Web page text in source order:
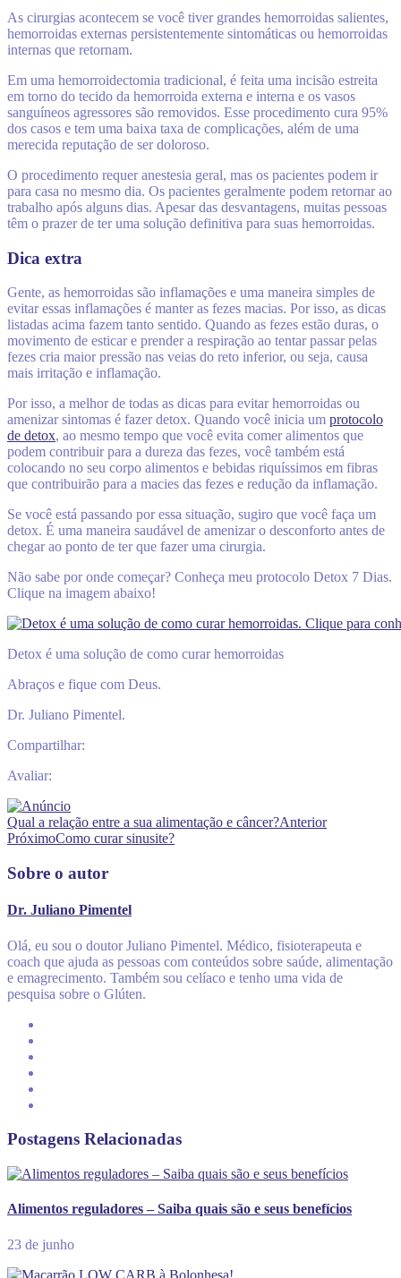
As cirurgias acontecem se você tiver grandes hemorroidas salientes,
hemorroidas externas persistentemente sintomáticas ou hemorroidas
internas que retornam.
Em uma hemorroidectomia tradicional, é feita uma incisão estreita
em torno do tecido da hemorroida externa e interna e os vasos
sanguíneos agressores são removidos. Esse procedimento cura 95%
dos casos e tem uma baixa taxa de complicações, além de uma
merecida reputação de ser doloroso.
O procedimento requer anestesia geral, mas os pacientes podem ir
para casa no mesmo dia. Os pacientes geralmente podem retornar ao
trabalho após alguns dias. Apesar das desvantagens, muitas pessoas
têm o prazer de ter uma solução definitiva para suas hemorroidas.
Dica extra
Gente, as hemorroidas são inflamações e uma maneira simples de
evitar essas inflamações é manter as fezes macias. Por isso, as dicas
listadas acima fazem tanto sentido. Quando as fezes estão duras, o
movimento de esticar e prender a respiração ao tentar passar pelas
fezes cria maior pressão nas veias do reto inferior, ou seja, causa
mais irritação e inflamação.
Por isso, a melhor de todas as dicas para evitar hemorroidas ou
amenizar sintomas é fazer detox. Quando você inicia um protocolo
de detox, ao mesmo tempo que você evita comer alimentos que
podem contribuir para a dureza das fezes, você também está
colocando no seu corpo alimentos e bebidas riquíssimos em fibras
que contribuirão para a macies das fezes e redução da inflamação.
Se você está passando por essa situação, sugiro que você faça um
detox. É uma maneira saudável de amenizar o desconforto antes de
chegar ao ponto de ter que fazer uma cirurgia.
Não sabe por onde começar? Conheça meu protocolo Detox 7 Dias.
Clique na imagem abaixo!
Detox é uma solução de como curar hemorroidas
Abraços e fique com Deus.
Dr. Juliano Pimentel.
Compartilhar:
Avaliar:
Qual a relação entre a sua alimentação e câncer?Anterior
PróximoComo curar sinusite?
Sobre o autor
Dr. Juliano Pimentel
Olá, eu sou o doutor Juliano Pimentel. Médico, fisioterapeuta e
coach que ajuda as pessoas com conteúdos sobre saúde, alimentação
e emagrecimento. Também sou celíaco e tenho uma vida de
pesquisa sobre o Glúten.
Postagens Relacionadas
Alimentos reguladores – Saiba quais são e seus benefícios
23 de junho